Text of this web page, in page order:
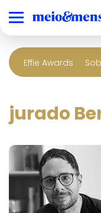
Effie Awards
jurado